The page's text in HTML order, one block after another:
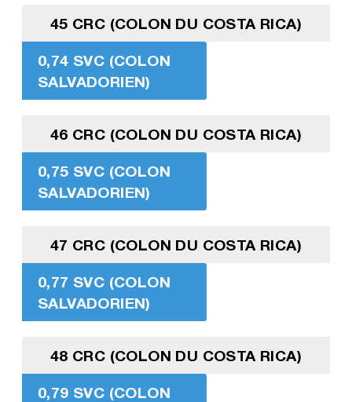
45 CRC (COLON DU COSTA RICA)
0,74 SVC (COLON
SALVADORIEN)
46 CRC (COLON DU COSTA RICA)
0,75 SVC (COLON
SALVADORIEN)
47 CRC (COLON DU COSTA RICA)
0,77 SVC (COLON
SALVADORIEN)
48 CRC (COLON DU COSTA RICA)
0,79 SVC (COLON